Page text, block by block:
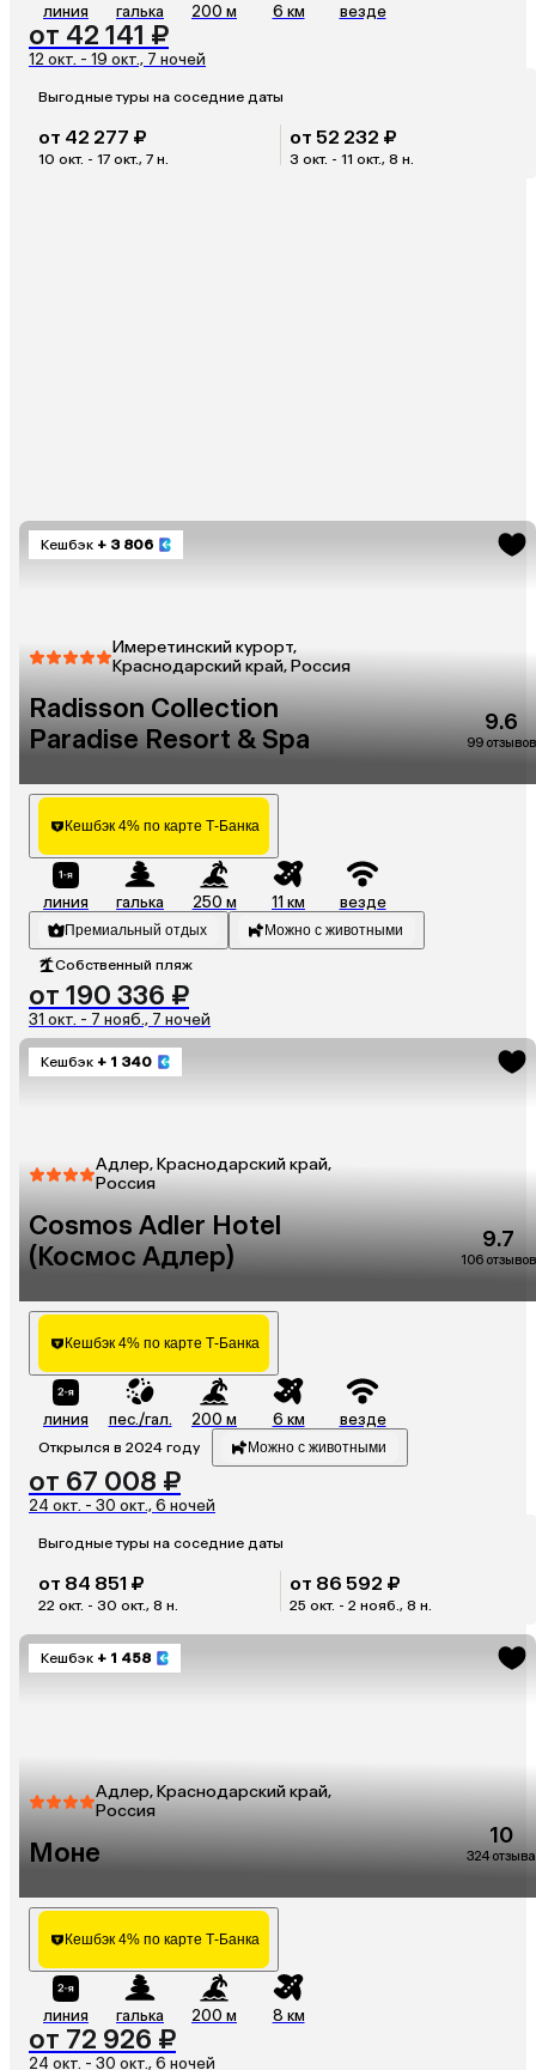
линия галька 200 м 6 км везде
от 42 141 ₽
12 окт. - 19 окт., 7 ночей
Выгодные туры на соседние даты
от 42 277 ₽
10 окт. - 17 окт., 7 н.
от 52 232 ₽
3 окт. - 11 окт., 8 н.
Кешбэк + 3 806
Имеретинский курорт,
Краснодарский край, Россия
Radisson Collection
Paradise Resort & Spa
9.6
99 отзывов
Кешбэк 4% по карте Т-Банка
линия галька 250 м 11 км везде
Премиальный отдых Можно с животными
Собственный пляж
от 190 336 ₽
31 окт. - 7 нояб., 7 ночей
Кешбэк + 1 340
Адлер, Краснодарский край,
Россия
Cosmos Adler Hotel
(Космос Адлер)
9.7
106 отзывов
Кешбэк 4% по карте Т-Банка
линия пес./гал. 200 м 6 км везде
Открылся в 2024 году Можно с животными
от 67 008 ₽
24 окт. - 30 окт., 6 ночей
Выгодные туры на соседние даты
от 84 851 ₽
22 окт. - 30 окт., 8 н.
от 86 592 ₽
25 окт. - 2 нояб., 8 н.
Кешбэк + 1 458
Адлер, Краснодарский край,
Россия
Моне
10
324 отзыва
Кешбэк 4% по карте Т-Банка
линия галька 200 м 8 км
от 72 926 ₽
24 окт. - 30 окт., 6 ночей